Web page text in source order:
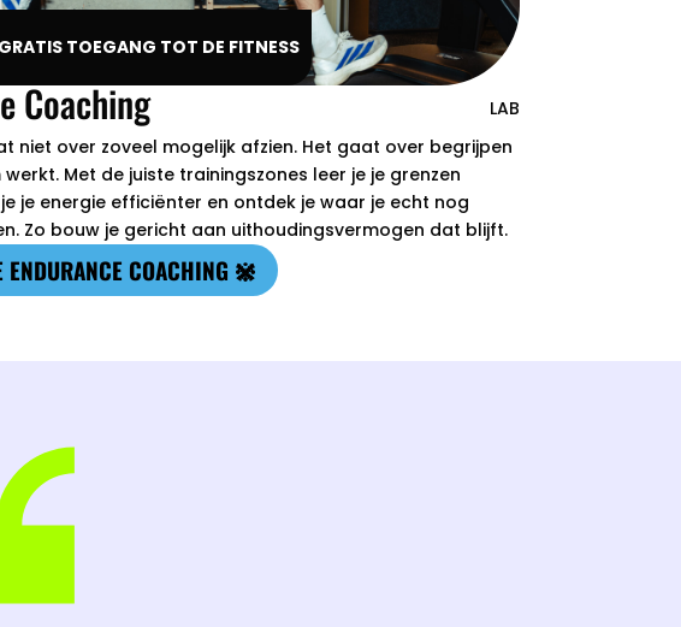
TOEGANG TOT DE FITNESS
Coaching
LAB
niet over zoveel mogelijk afzien. Het gaat over begrijpen
Met de juiste trainingszones leer je je grenzen
je energie efficiënter en ontdek je waar je echt nog
Zo bouw je gericht aan uithoudingsvermogen dat blijft.
ENDURANCE COACHING 𖤗